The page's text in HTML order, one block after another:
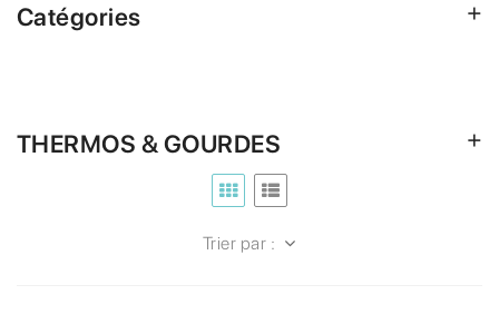
Catégories
THERMOS & GOURDES
Trier par :